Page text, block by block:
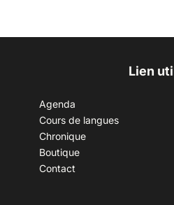
Lien
Agenda
Cours de langues
Chronique
Boutique
Contact